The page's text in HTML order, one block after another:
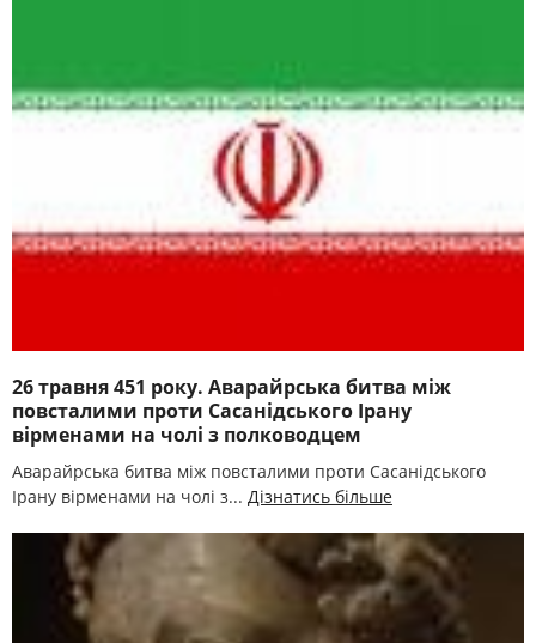
26 травня 451 року. Аварайрська битва між
повсталими проти Сасанідського Ірану
вірменами на чолі з полководцем
Аварайрська битва між повсталими проти Сасанідського
Ірану вірменами на чолі з... Дізнатись більше